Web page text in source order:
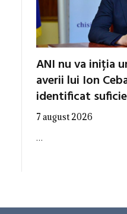
ANI nu va iniția
averii lui Ion
identificat
7 august 2026
…